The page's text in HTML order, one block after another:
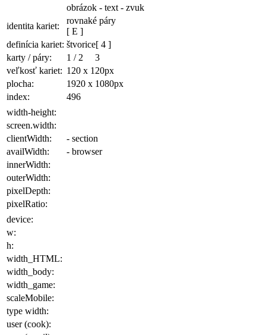
obrázok - text - zvuk
identita kariet:
rovnaké páry
[ E ]
definícia kariet: štvorice[ 4 ]
karty / páry:
1 / 2
3
veľkosť kariet: 120 x 120px
plocha: 1920 x 1080px
index:
496
width-height:
screen.width:
clientWidth:
- section
availWidth:
- browser
innerWidth:
outerWidth:
pixelDepth:
pixelRatio:
device:
w:
h:
width_HTML:
width_body:
width_game:
scaleMobile:
type width:
user (cook):